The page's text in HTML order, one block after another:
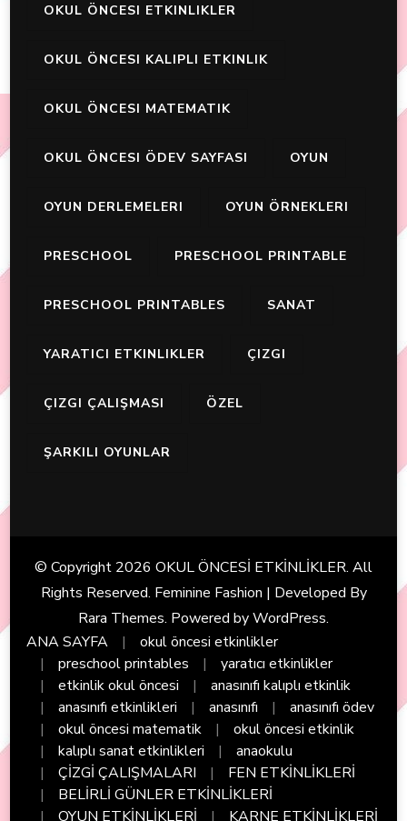
OKUL ÖNCESI ETKINLIKLER
OKUL ÖNCESI KALIPLI ETKINLIK
OKUL ÖNCESI MATEMATIK
OKUL ÖNCESI ÖDEV SAYFASI OYUN
OYUN DERLEMELERI OYUN ÖRNEKLERI
PRESCHOOL PRESCHOOL PRINTABLE
PRESCHOOL PRINTABLES SANAT
YARATICI ETKINLIKLER ÇIZGI
ÇIZGI ÇALIŞMASI ÖZEL
ŞARKILI OYUNLAR
© Copyright 2026 OKUL ÖNCESİ ETKİNLİKLER. All
Rights Reserved. Feminine Fashion | Developed By
Rara Themes. Powered byWordPress.
ANA SAYFA
okul öncesi etkinlikler
preschool printables
yaratıcı etkinlikler
etkinlik okul öncesi
anasınıfı kalıplı etkinlik
anasınıfı etkinlikleri
anasınıfı
anasınıfı ödev
okul öncesi matematik
okul öncesi etkinlik
kalıplı sanat etkinlikleri
anaokulu
ÇİZGİ ÇALIŞMALARI
FEN ETKİNLİKLERİ
BELİRLİ GÜNLER ETKİNLİKLERİ
OYUN ETKİNLİKLERİ
KARNE ETKİNLİKLERİ